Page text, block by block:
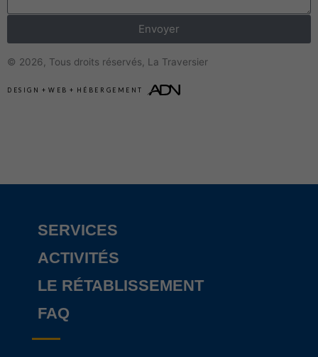
Envoyer
© 2026, Tous droits réservés, La Traversier
DESIGN + WEB + HÉBERGEMENT
SERVICES
ACTIVITÉS
LE RÉTABLISSEMENT
FAQ